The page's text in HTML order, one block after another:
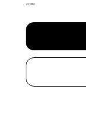
0 / 500